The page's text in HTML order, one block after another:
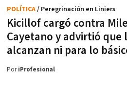
Kicillof cargó contra
Cayetano y advirtió que
alcanzan ni para lo
POLÍTICA/ Peregrinación en Liniers
PoriProfesional